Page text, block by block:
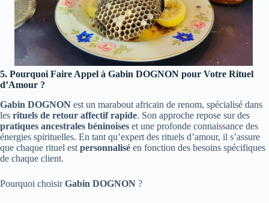
5. Pourquoi Faire Appel à Gabin DOGNON pour Votre Rituel
d’Amour ?
Gabin DOGNON est un marabout africain de renom, spécialisé dans
les rituels de retour affectif rapide. Son approche repose sur des
pratiques ancestrales béninoises et une profonde connaissance des
énergies spirituelles. En tant qu’expert des rituels d’amour, il s’assure
que chaque rituel est personnalisé en fonction des besoins spécifiques
de chaque client.
Pourquoi choisirGabin DOGNON ?